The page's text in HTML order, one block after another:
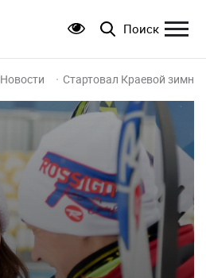
Поиск
Новости Стартовал Краевой